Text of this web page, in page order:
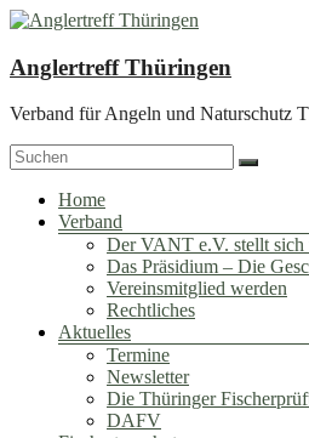
Zum
springen
Anglertreff Thüringen
Verband für Angeln und Naturschutz
Menü
Home
Verband
Der VANT e.V. stellt sich
Das Präsidium – Die
Vereinsmitglied werden
Rechtliches
Aktuelles
Termine
Newsletter
Die Thüringer
DAFV